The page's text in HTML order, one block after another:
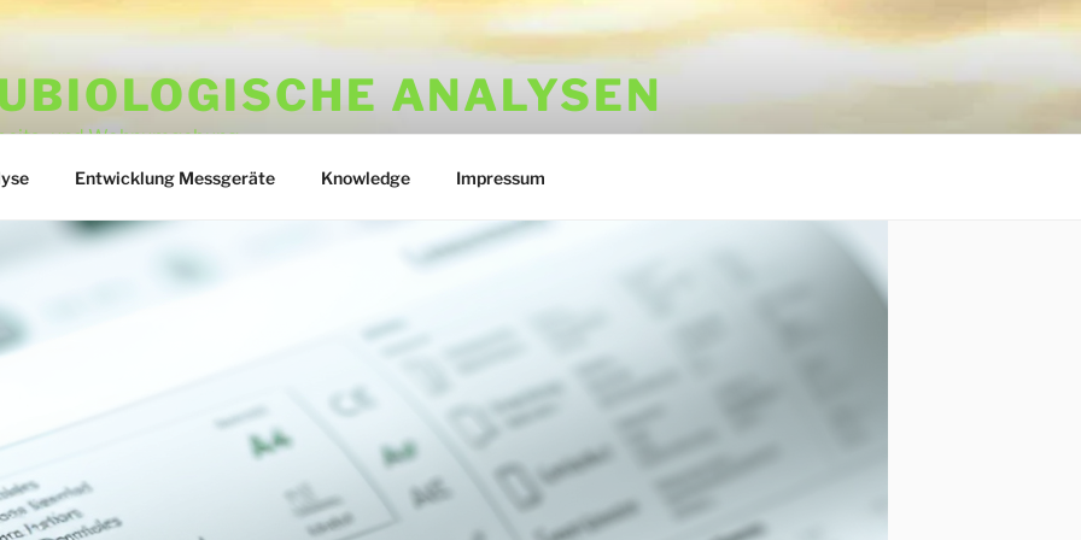
ANALYSEN
und Wohnumgebung
Entwicklung Messgeräte Knowledge Impressum